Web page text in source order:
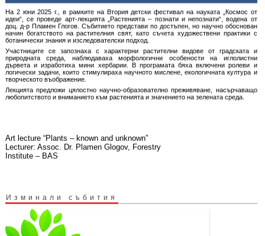
На 2 юни 2025 г., в рамките на Втория детски фестивал на науката „Космос от
идеи“, се проведе арт-лекцията „Растенията – познати и непознати“, водена от
доц. д-р Пламен Глогов. Събитието представи по достъпен, но научно обоснован
начин богатството на растителния свят, като съчета художествени практики с
ботанически знания и изследователски подход.
Участниците се запознаха с характерни растителни видове от градската и
природната среда, наблюдаваха морфологични особености на иглолистни
дървета и изработиха мини хербарии. В програмата бяха включени ролеви и
логически задачи, които стимулираха научното мислене, екологичната култура и
творческото въображение.
Лекцията предложи цялостно научно-образователно преживяване, насърчаващо
любопитството и вниманието към растенията и значението на зелената среда.
Art lecture “Plants – known and unknown”
Lecturer: Assoc. Dr. Plamen Glogov, Forestry
Institute – BAS
Изминали събития